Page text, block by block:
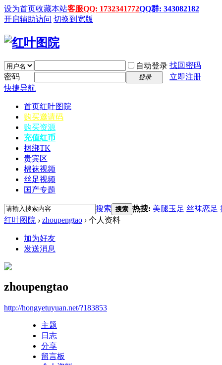
设为首页收藏本站客服QQ: 1732341772QQ群: 343082182
开启辅助访问 切换到宽版
自动登录 找回密码
密码
登录
立即注册
快捷导航
首页红叶图院
购买邀请码
购买资源
充值红币
捆绑TK
贵宾区
棉袜视频
丝足视频
国产专题
搜索 搜索 热搜: 美腿玉足 丝袜恋足
红叶图院 › zhoupengtao › 个人资料
加为好友
发送消息
zhoupengtao
http://hongyetuyuan.net/?183853
主题
日志
分享
留言板